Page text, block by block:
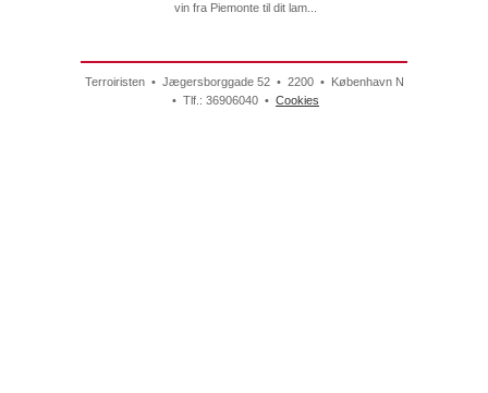
vin fra Piemonte til dit lam...
Terroiristen • Jægersborggade 52 • 2200 • København N
• Tlf.: 36906040 • Cookies